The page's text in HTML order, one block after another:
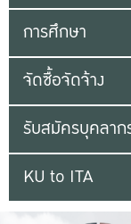
การศึกษา
จัดซื้อจัดจ้าง
รับสมัครบุคลาก
KU to ITA